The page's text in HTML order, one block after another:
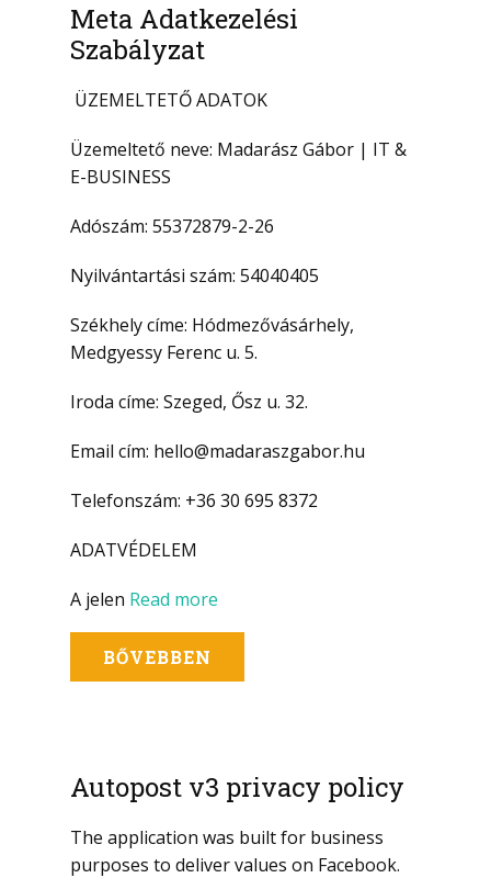
Meta Adatkezelési
Szabályzat
ÜZEMELTETŐ ADATOK
Üzemeltető neve: Madarász Gábor | IT &
E-BUSINESS
Adószám: 55372879-2-26
Nyilvántartási szám: 54040405
Székhely címe: Hódmezővásárhely,
Medgyessy Ferenc u. 5.
Iroda címe: Szeged, Ősz u. 32.
Email cím: hello@madaraszgabor.hu
Telefonszám: +36 30 695 8372
ADATVÉDELEM
A jelen Read more
BŐVEBBEN
Autopost v3 privacy policy
The application was built for business
purposes to deliver values on Facebook.